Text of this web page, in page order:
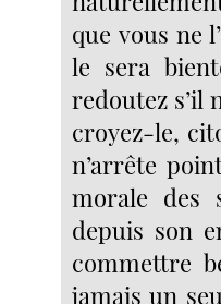
que vous ne
le sera
redoutez s’il
croyez-le,
n’arrête
morale des
depuis son
commettre
jamais un